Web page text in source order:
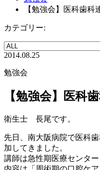
【勉強会】医科歯科
カテゴリー:
2014.08.25
勉強会
【勉強会】医科
衛生士 長尾です。
先日、南大阪病院で医科
加してきました。
講師は急性期医療センタ